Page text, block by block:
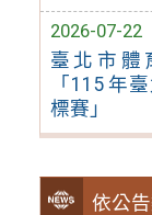
2026-07-22
臺北市體
「115 年
標賽」
依公